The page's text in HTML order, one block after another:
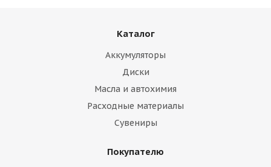
Каталог
Аккумуляторы
Диски
Масла и автохимия
Расходные материалы
Сувениры
Покупателю